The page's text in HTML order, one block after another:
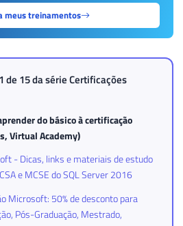
meus treinamentos
de 15 da sérieCertificações
do básico à certificação
Virtual Academy)
- Dicas, links e materiais de estudo
e MCSE do SQL Server 2016
Microsoft: 50% de desconto para
Pós-Graduação, Mestrado,